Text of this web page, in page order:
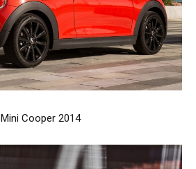
Mini Cooper 2014